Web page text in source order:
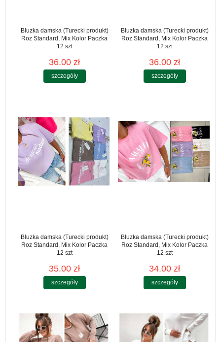
Bluzka damska (Turecki produkt)
Roz Standard, Mix Kolor Paczka
12 szt
36.00 zł
szczegóły
Bluzka damska (Turecki produkt)
Roz Standard, Mix Kolor Paczka
12 szt
36.00 zł
szczegóły
Bluzka damska (Turecki produkt)
Roz Standard, Mix Kolor Paczka
12 szt
35.00 zł
szczegóły
Bluzka damska (Turecki produkt)
Roz Standard, Mix Kolor Paczka
12 szt
34.00 zł
szczegóły